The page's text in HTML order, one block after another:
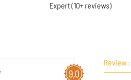
Expert (10+ reviews)
9,0
Review :